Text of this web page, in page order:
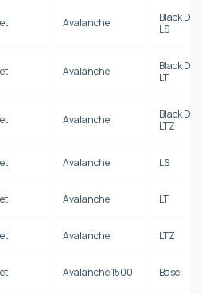
Avalanche
Black
LS
Avalanche
Black
LT
Avalanche
Black
LTZ
Avalanche LS
Avalanche LT
Avalanche LTZ
Avalanche 1500 Base